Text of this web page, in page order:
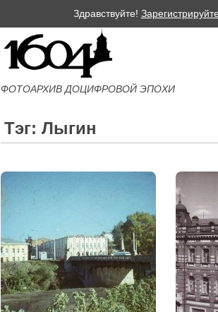
Здравствуйте!
ФОТОАРХИВ ДОЦИФРОВОЙ ЭПОХИ
Тэг: Лыгин